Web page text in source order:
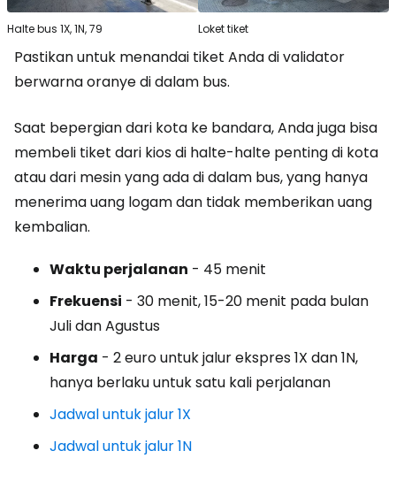
Halte bus 1X, 1N, 79 Loket tiket
Pastikan untuk menandai tiket Anda di validator
berwarna oranye di dalam bus.
Saat bepergian dari kota ke bandara, Anda juga bisa
membeli tiket dari kios di halte-halte penting di kota
atau dari mesin yang ada di dalam bus, yang hanya
menerima uang logam dan tidak memberikan uang
kembalian.
Waktu perjalanan - 45 menit
Frekuensi - 30 menit, 15-20 menit pada bulan
Juli dan Agustus
Harga - 2 euro untuk jalur ekspres 1X dan 1N,
hanya berlaku untuk satu kali perjalanan
Jadwal untuk jalur 1X
Jadwal untuk jalur 1N